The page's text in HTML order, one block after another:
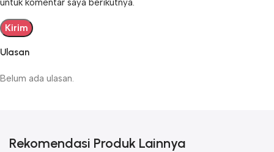
Ulasan
Belum ada ulasan.
Rekomendasi Produk Lainnya